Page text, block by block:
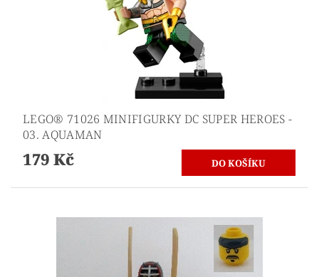
LEGO® 71026 MINIFIGURKY DC SUPER HEROES -
03. AQUAMAN
179 Kč